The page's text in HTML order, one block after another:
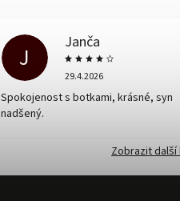
J
Janča
29.4.2026
Spokojenost s botkami, krásné, syn
nadšený.
Zobrazit další